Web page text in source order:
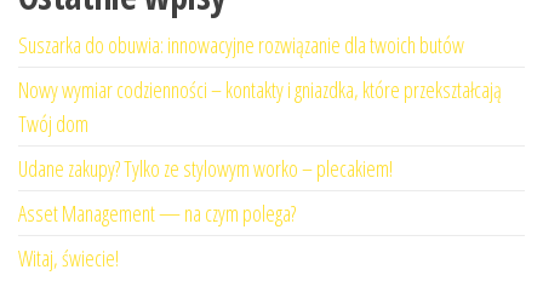
Suszarka do obuwia: innowacyjne rozwiązanie dla twoich butów
Nowy wymiar codzienności – kontakty i gniazdka, które przekształcają
Twój dom
Udane zakupy? Tylko ze stylowym worko – plecakiem!
Asset Management — na czym polega?
Witaj, świecie!